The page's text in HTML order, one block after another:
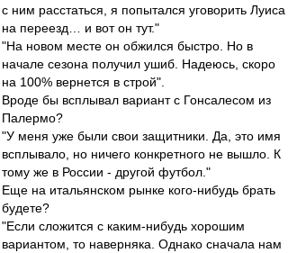
с ним расстаться, я попытался уговорить Луиса
на переезд… и вот он тут."
"На новом месте он обжился быстро. Но в
начале сезона получил ушиб. Надеюсь, скоро
на 100% вернется в строй".
Вроде бы всплывал вариант с Гонсалесом из
Палермо?
"У меня уже были свои защитники. Да, это имя
всплывало, но ничего конкретного не вышло. К
тому же в России - другой футбол."
Еще на итальянском рынке кого-нибудь брать
будете?
"Если сложится с каким-нибудь хорошим
вариантом, то наверняка. Однако сначала нам